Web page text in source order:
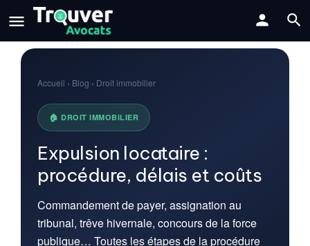
Accueil › Blog › Droit immobilier
🏠 DROIT IMMOBILIER
Expulsion locataire :
procédure, délais et coûts
Commandement de payer, assignation au
tribunal, trêve hivernale, concours de la force
publique… Toutes les étapes de la procédure